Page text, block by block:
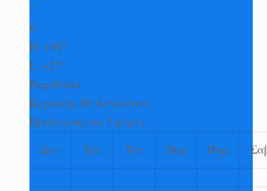
°
C
H: +38°
L: +27°
Καρδίτσα
Κυριακή, 09 Αύγουστος
Πρόγνωση για 7 μέρες
Δευ
Τρι Τετ Πεμ Παρ